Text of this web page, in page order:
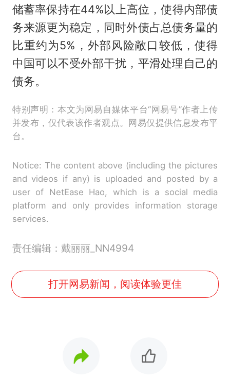
储蓄率保持在44%以上高位，使得内部债
务来源更为稳定，同时外债占总债务量的
比重约为5%，外部风险敞口较低，使得
中国可以不受外部干扰，平滑处理自己的
债务。
特别声明：本文为网易自媒体平台“网易号”作者上传
并发布，仅代表该作者观点。网易仅提供信息发布平
台。
Notice: The content above (including the pictures
and videos if any) is uploaded and posted by a
user of NetEase Hao, which is a social media
platform and only provides information storage
services.
责任编辑：戴丽丽_NN4994
打开网易新闻，阅读体验更佳